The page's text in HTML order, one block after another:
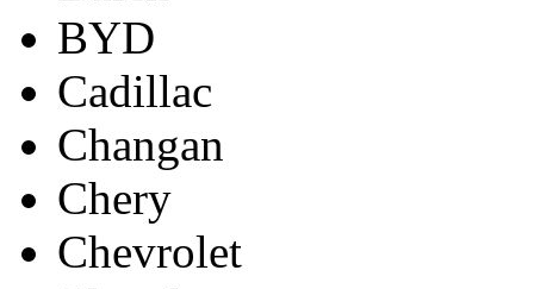
BYD
Cadillac
Changan
Chery
Chevrolet